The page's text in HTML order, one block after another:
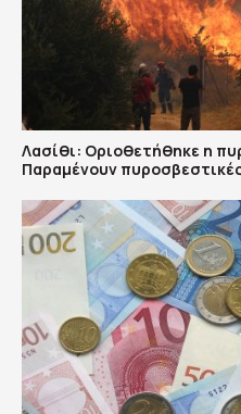
Λασίθι: Οριοθετήθηκε η
Παραμένουν